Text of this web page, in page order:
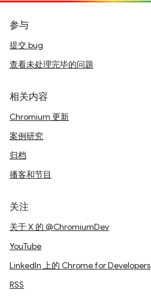
参与
提交 bug
查看未处理完毕的问题
相关内容
Chromium 更新
案例研究
归档
播客和节目
关注
关于 X 的 @ChromiumDev
YouTube
LinkedIn 上的 Chrome for Developers
RSS